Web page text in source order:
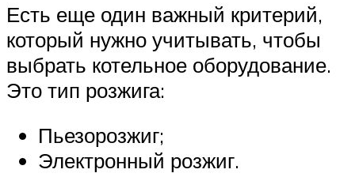
Есть еще один важный критерий,
который нужно учитывать, чтобы
выбрать котельное оборудование.
Это тип розжига:
Пьезорозжиг;
Электронный розжиг.